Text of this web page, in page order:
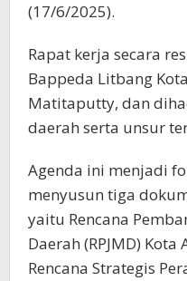
(17/6/2025).
Rapat kerja secara
Bappeda Litbang
Matitaputty, dan
daerah serta unsur
Agenda ini menjadi
menyusun tiga
yaitu Rencana
Daerah (RPJMD)
Rencana Strategis